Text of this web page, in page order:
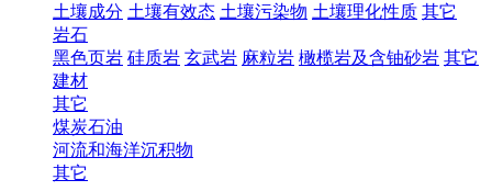
土壤成分 土壤有效态 土壤污染物 土壤理化性质 其它
岩石
黑色页岩 硅质岩 玄武岩 麻粒岩 橄榄岩及含铀砂岩 其它
建材
其它
煤炭石油
河流和海洋沉积物
其它